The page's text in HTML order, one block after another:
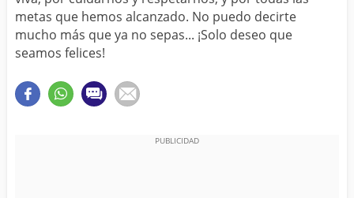
ALGUIEN ESPECIAL
PRIMO
metas que hemos alcanzado. No puedo decirte
mucho más que ya no sepas... ¡Solo deseo que
seamos felices!